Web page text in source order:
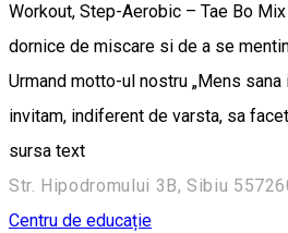
Workout, Step-Aerobic – Tae Bo
dornice de miscare si de a se
Urmand motto-ul nostru „Mens sana
invitam, indiferent de varsta, sa
sursa text
Str. Hipodromului 3B, Sibiu
Centru de educație